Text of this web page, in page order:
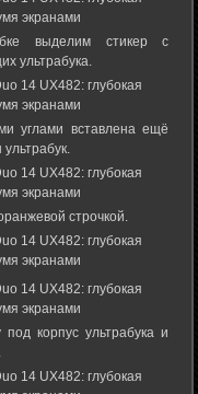
выделим стикер с
ультрабука.
углами вставлена ещё
строчкой.
корпус ультрабука и